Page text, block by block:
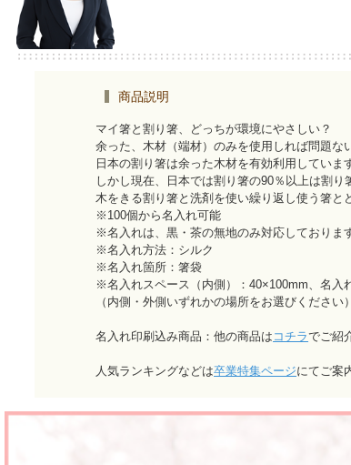
商品説明
マイ箸と割り箸、どっちが環境にやさしい？
余った、木材（端材）のみを使用しれば問題な
日本の割り箸は余った木材を有効利用していま
しかし現在、日本では割り箸の90％以上は割
木をきる割り箸と洗剤を使い繰り返し使う箸と
※100個から名入れ可能
※名入れは、黒・茶の無地のみ対応しておりま
※名入れ方法：シルク
※名入れ箇所：箸袋
※名入れスペース（内側）：40×100mm、名入
（内側・外側いずれかの場所をお選びくださ
名入れ印刷込み商品：他の商品は コチラでご紹
人気ランキングなどは卒業特集ページにてご案